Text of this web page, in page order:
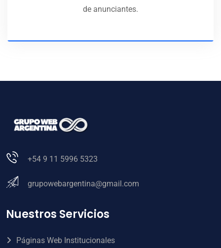
de anunciantes.
+54 9 11 5996 5323
grupowebargentina@gmail.com
Nuestros Servicios
Páginas Web Institucionales